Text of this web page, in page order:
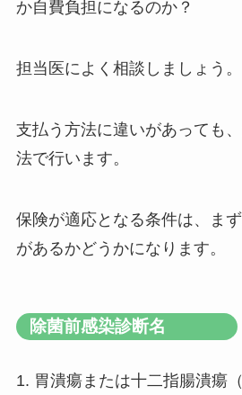
か自費負担になるのか？
担当医によく相談しましょう。
支払う方法に違いがあっても
法で行います。
保険が適応となる条件は、ま
があるかどうかになります。
除菌前感染診断名
1. 胃潰瘍または十二指腸潰瘍